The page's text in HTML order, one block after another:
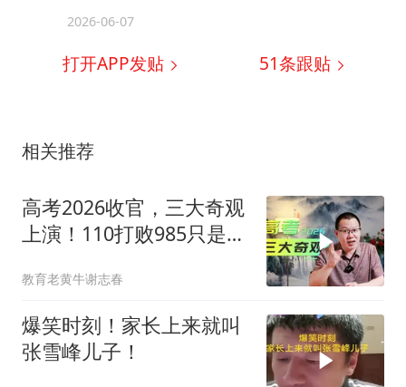
2026-06-07
打开APP发贴 51条跟贴
相关推荐
高考2026收官，三大奇观
上演！110打败985只是其
教育老黄牛谢志春
爆笑时刻！家长上来就叫
张雪峰儿子！